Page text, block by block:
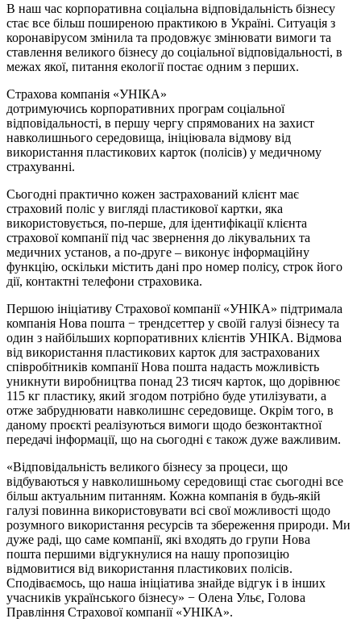
В наш час корпоративна соціальна відповідальність бізнесу
стає все більш поширеною практикою в Україні. Ситуація з
коронавірусом змінила та продовжує змінювати вимоги та
ставлення великого бізнесу до соціальної відповідальності, в
межах якої, питання екології постає одним з перших.
Страхова компанія «УНІКА»
дотримуючись корпоративних програм соціальної
відповідальності, в першу чергу спрямованих на захист
навколишнього середовища, ініціювала відмову від
використання пластикових карток (полісів) у медичному
страхуванні.
Сьогодні практично кожен застрахований клієнт має
страховий поліс у вигляді пластикової картки, яка
використовується, по-перше, для ідентифікації клієнта
страхової компанії під час звернення до лікувальних та
медичних установ, а по-друге – виконує інформаційну
функцію, оскільки містить дані про номер полісу, строк його
дії, контактні телефони страховика.
Першою ініціативу Страхової компанії «УНІКА» підтримала
компанія Нова пошта − трендсеттер у своїй галузі бізнесу та
один з найбільших корпоративних клієнтів УНІКА. Відмова
від використання пластикових карток для застрахованих
співробітників компанії Нова пошта надасть можливість
уникнути виробництва понад 23 тисяч карток, що дорівнює
115 кг пластику, який згодом потрібно буде утилізувати, а
отже забруднювати навколишнє середовище. Окрім того, в
даному проєкті реалізуються вимоги щодо безконтактної
передачі інформації, що на сьогодні є також дуже важливим.
«Відповідальність великого бізнесу за процеси, що
відбуваються у навколишньому середовищі стає сьогодні все
більш актуальним питанням. Кожна компанія в будь-якій
галузі повинна використовувати всі свої можливості щодо
розумного використання ресурсів та збереження природи. Ми
дуже раді, що саме компанії, які входять до групи Нова
пошта першими відгукнулися на нашу пропозицію
відмовитися від використання пластикових полісів.
Сподіваємось, що наша ініціатива знайде відгук і в інших
учасників українського бізнесу» − Олена Ульє, Голова
Правління Страхової компанії «УНІКА».